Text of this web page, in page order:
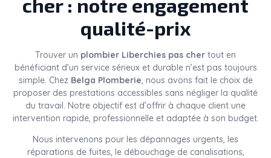
qualité-prix
Trouver un plombier Liberchies pas cher tout en
bénéficiant d’un service sérieux et durable n’est pas toujours
simple. Chez Belga Plomberie , nous avons fait le choix de
proposer des prestations accessibles sans négliger la qualité
du travail. Notre objectif est d’offrir à chaque client une
intervention rapide, professionnelle et adaptée à son budget.
Nous intervenons pour les dépannages urgents, les
réparations de fuites, le débouchage de canalisations,